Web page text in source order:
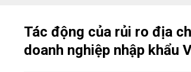
Tác động của rủi ro địa
doanh nghiệp nhập khẩu